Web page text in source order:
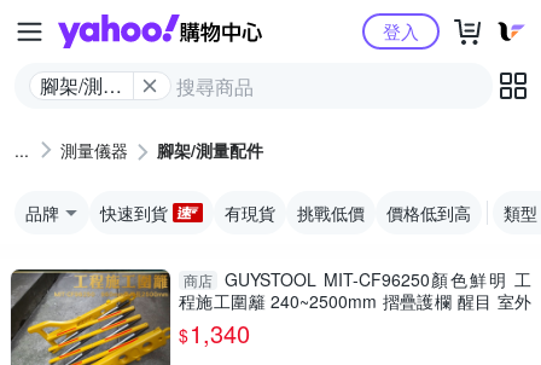
Yahoo購物中心
腳架/測量
登入
測量儀器 腳架/測量配件
品牌 快速到貨 有現貨 挑戰低價 價格低到高 類型
商店 GUYSTOOL MIT-CF96250顏色鮮明 工
程施工圍籬 240~2500mm 摺疊護欄 醒目 室外
裝修 安全防護圍欄
$1,340